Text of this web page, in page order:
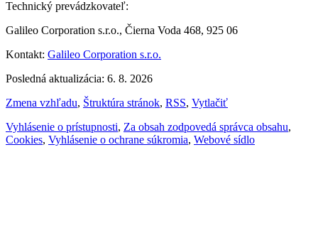
Technický prevádzkovateľ:
Galileo Corporation s.r.o., Čierna Voda 468, 925 06
Kontakt: Galileo Corporation s.r.o.
Posledná aktualizácia: 6. 8. 2026
Zmena vzhľadu, Štruktúra stránok, RSS, Vytlačiť
Vyhlásenie o prístupnosti, Za obsah zodpovedá správca obsahu,
Cookies, Vyhlásenie o ochrane súkromia, Webové sídlo